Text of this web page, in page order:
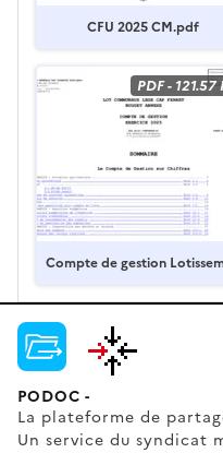
CFU 2025 CM.pdf
PDF- 121.57
Compte de gestion
PODOC -
La plateforme de
Un service du syndicat